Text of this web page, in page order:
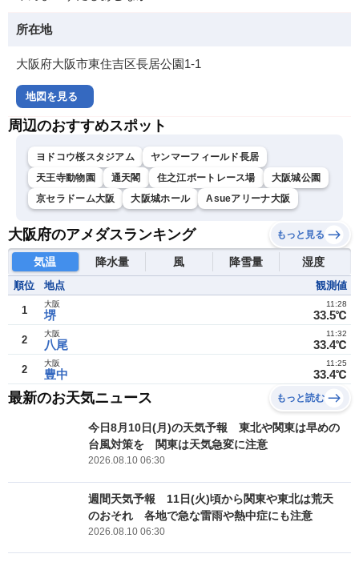
所在地
大阪府大阪市東住吉区長居公園1-1
地図を見る
周辺のおすすめスポット
ヨドコウ桜スタジアム
ヤンマーフィールド長居
天王寺動物園
通天閣 住之江ボートレース場
大阪城公園
京セラドーム大阪
大阪城ホール Asueアリーナ大阪
大阪府のアメダスランキング もっと見る
気温 降水量 風 降雪量 湿度
順位 地点 観測値
1 堺
大阪
33.5℃
11:28
2 八尾
大阪
33.4℃
11:32
2 豊中
大阪
33.4℃
11:25
最新のお天気ニュース もっと読む
今日8月10日(月)の天気予報 東北や関東は早めの
台風対策を 関東は天気急変に注意
2026.08.10 06:30
週間天気予報 11日(火)頃から関東や東北は荒天
のおそれ 各地で急な雷雨や熱中症にも注意
2026.08.10 06:30